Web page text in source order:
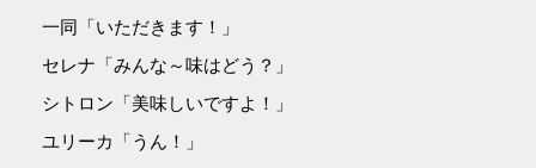
一同「いただきます！」
セレナ「みんな～味はどう？」
シトロン「美味しいですよ！」
ユリーカ「うん！」